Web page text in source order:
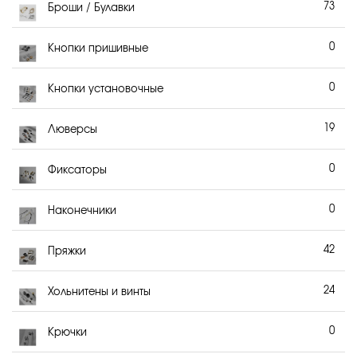
Броши / Булавки 73
Кнопки пришивные 0
Кнопки установочные 0
Люверсы 19
Фиксаторы 0
Наконечники 0
Пряжки 42
Хольнитены и винты 24
Крючки 0